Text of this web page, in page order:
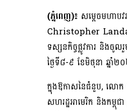
(ភ្នំពេញ)៖ សម្តេចមហាប
Christopher Landau
ទស្សនកិច្ចផ្លូវការ និង
ថ្ងៃទី៨-៩ ខែមិថុនា ឆ្នាំ
ក្នុងឱកាសនៃជំនួប, លោក
សហរដ្ឋអាមេរិក និងកម្ពុ